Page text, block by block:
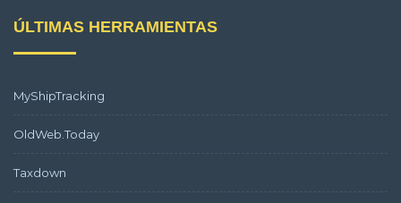
ÚLTIMAS HERRAMIENTAS
MyShipTracking
OldWeb.Today
Taxdown